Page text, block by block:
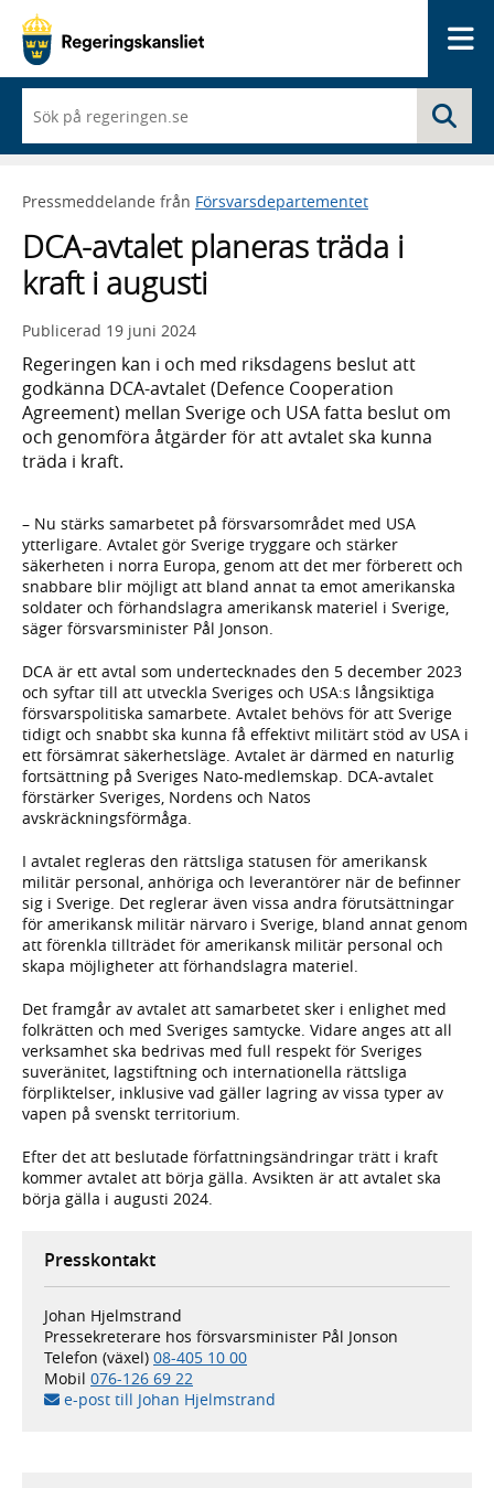
du
börjar
skriva
framträder
lista
med
sökförslag
Pressmeddelande från Försvarsdepartementet
DCA-avtalet planeras träda i
kraft i augusti
Publicerad 19 juni 2024
Regeringen kan i och med riksdagens beslut att
godkänna DCA-avtalet (Defence Cooperation
Agreement) mellan Sverige och USA fatta beslut om
och genomföra åtgärder för att avtalet ska kunna
träda i kraft.
– Nu stärks samarbetet på försvarsområdet med USA
ytterligare. Avtalet gör Sverige tryggare och stärker
säkerheten i norra Europa, genom att det mer förberett och
snabbare blir möjligt att bland annat ta emot amerikanska
soldater och förhandslagra amerikansk materiel i Sverige,
säger försvarsminister Pål Jonson.
DCA är ett avtal som undertecknades den 5 december 2023
och syftar till att utveckla Sveriges och USA:s långsiktiga
försvarspolitiska samarbete. Avtalet behövs för att Sverige
tidigt och snabbt ska kunna få effektivt militärt stöd av USA i
ett försämrat säkerhetsläge. Avtalet är därmed en naturlig
fortsättning på Sveriges Nato-medlemskap. DCA-avtalet
förstärker Sveriges, Nordens och Natos
avskräckningsförmåga.
I avtalet regleras den rättsliga statusen för amerikansk
militär personal, anhöriga och leverantörer när de befinner
sig i Sverige. Det reglerar även vissa andra förutsättningar
för amerikansk militär närvaro i Sverige, bland annat genom
att förenkla tillträdet för amerikansk militär personal och
skapa möjligheter att förhandslagra materiel.
Det framgår av avtalet att samarbetet sker i enlighet med
folkrätten och med Sveriges samtycke. Vidare anges att all
verksamhet ska bedrivas med full respekt för Sveriges
suveränitet, lagstiftning och internationella rättsliga
förpliktelser, inklusive vad gäller lagring av vissa typer av
vapen på svenskt territorium.
Efter det att beslutade författningsändringar trätt i kraft
kommer avtalet att börja gälla. Avsikten är att avtalet ska
börja gälla i augusti 2024.
Presskontakt
Johan Hjelmstrand
Pressekreterare hos försvarsminister Pål Jonson
Telefon (växel) 08-405 10 00
Mobil 076-126 69 22
e-post till Johan Hjelmstrand